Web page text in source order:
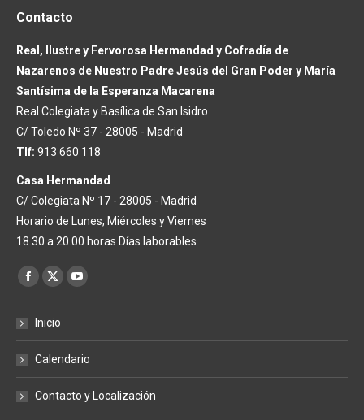
Contacto
Real, Ilustre y Fervorosa Hermandad y Cofradía de
Nazarenos de Nuestro Padre Jesús del Gran Poder y María
Santísima de la Esperanza Macarena
Real Colegiata y Basílica de San Isidro
C/ Toledo Nº 37 - 28005 - Madrid
Tlf: 913 660 118
Casa Hermandad
C/ Colegiata Nº 17 - 28005 - Madrid
Horario de Lunes, Miércoles y Viernes
18.30 a 20.00 horas Días laborables
Encuéntranos en:
Facebook
opens
new
window
X
opens
window
YouTube
window
Inicio
Calendario
Contacto y Localización